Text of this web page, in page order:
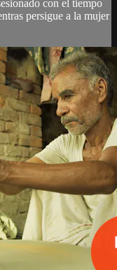
con el tiempo
persigue a la mujer